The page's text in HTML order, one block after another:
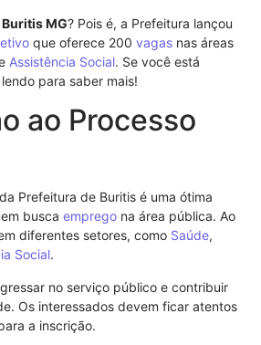
Buritis MG? Pois é, a Prefeitura lançou
que oferece 200 vagas nas áreas
Assistência Social. Se você está
para saber mais!
ao Processo
da Prefeitura de Buritis é uma ótima
busca emprego na área pública. Ao
diferentes setores, como Saúde,
Social.
no serviço público e contribuir
Os interessados devem ficar atentos
a inscrição.